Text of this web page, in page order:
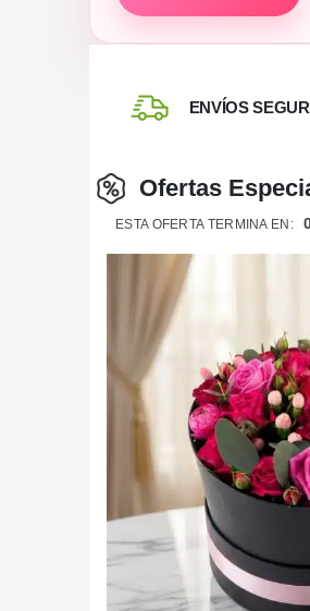
ENVÍOS
Ofertas
ESTA OFERTA TERMINA EN: